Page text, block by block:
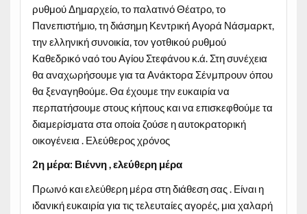
ρυθμού Δημαρχείο, το παλατινό Θέατρο, το
Πανεπιστήμιο, τη διάσημη Κεντρική Αγορά Νάσμαρκτ,
την ελληνική συνοικία, τον γοτθικού ρυθμού
Καθεδρικό ναό του Αγίου Στεφάνου κ.ά. Στη συνέχεια
θα αναχωρήσουμε για τα Ανάκτορα Σένμπρουν όπου
θα ξεναγηθούμε. Θα έχουμε την ευκαιρία να
περπατήσουμε στους κήπους και να επισκεφθούμε τα
διαμερίσματα στα οποία ζούσε η αυτοκρατορική
οικογένεια . Ελεύθερος χρόνος
2η μέρα: Βιέννη , ελεύθερη μέρα
Πρωινό και ελεύθερη μέρα στη διάθεση σας . Είναι η
ιδανική ευκαιρία για τις τελευταίες αγορές, μια χαλαρή